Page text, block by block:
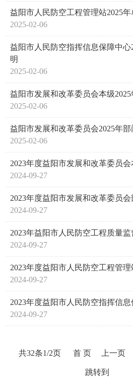
益阳市人民防空工程管理站2025
2025-02-06
益阳市人民防空指挥信息保障中
明
2025-02-06
益阳市发展和改革委员会本级
2025-02-06
益阳市发展和改革委员会2025年
2025-02-06
2023年度益阳市发展和改革委员
2024-09-27
2023年度益阳市发展和改革委员
2024-09-27
2023年益阳市人民防空工程质量
2024-09-27
2023年度益阳市人民防空工程管
2024-09-27
2023年度益阳市人民防空指挥信
2024-09-27
共32条1/2页 首 页 上一页
跳转到